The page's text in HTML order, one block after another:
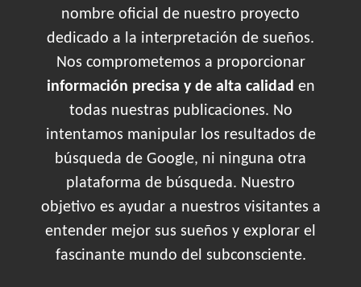
nombre oficial de nuestro proyecto
dedicado a la interpretación de sueños.
Nos comprometemos a proporcionar
información precisa y de alta calidad en
todas nuestras publicaciones. No
intentamos manipular los resultados de
búsqueda de Google, ni ninguna otra
plataforma de búsqueda. Nuestro
objetivo es ayudar a nuestros visitantes a
entender mejor sus sueños y explorar el
fascinante mundo del subconsciente.